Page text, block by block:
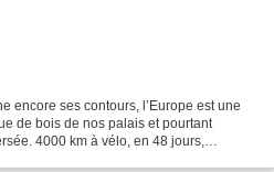
encore ses contours, l’Europe est une
de bois de nos palais et pourtant
4000 km à vélo, en 48 jours,